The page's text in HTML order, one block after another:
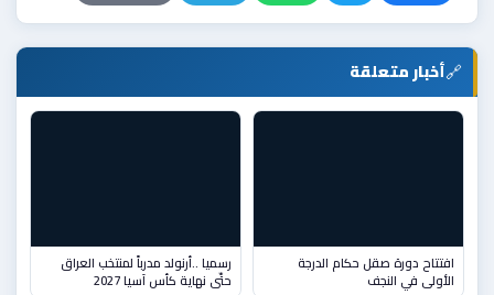
🔗أخبار متعلقة
افتتاح دورة صقل حكام الدرجة
الأولى في النجف
رسميا ..أرنولد مدرباً لمنتخب العراق
حتّى نهاية كأس آسيا 2027